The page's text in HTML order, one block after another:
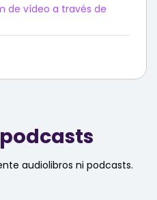
de vídeo a través de
audiolibros ni podcasts.